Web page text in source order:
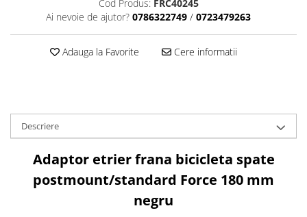
Bidoane si suporti bicicleta
Suport telefon bicicleta
Oglinzi bicicleta
Suport bicicleta
Lumini bicicleta
Computer bicicleta
Cod Produs: FRC40245
Ai nevoie de ajutor? 0786322749 / 0723479263
Adauga la Favorite Cere informatii
Descriere
Adaptor etrier frana bicicleta spate
postmount/standard Force 180 mm
negru